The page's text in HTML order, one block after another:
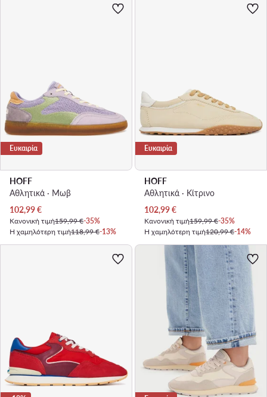
Ευκαιρία
HOFF
Αθλητικά · Μωβ
Τρέχουσα τιμή
102,99€
Κανονική τιμή159,99 €-35%
Η χαμηλότερη τιμή118,99 €-13%
Ευκαιρία
HOFF
Αθλητικά · Κίτρινο
Τρέχουσα τιμή
102,99€
Κανονική τιμή159,99 €-35%
Η χαμηλότερη τιμή120,99 €-14%